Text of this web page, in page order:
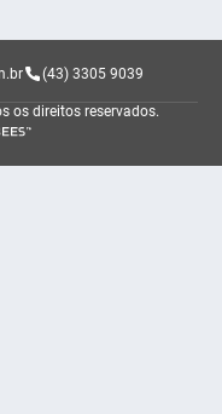
(43) 3305 9039
os direitos reservados.